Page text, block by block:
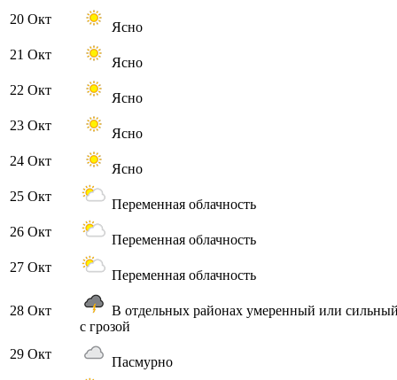
20 Окт
Ясно
21 Окт
Ясно
22 Окт
Ясно
23 Окт
Ясно
24 Окт
Ясно
25 Окт
Переменная облачность
26 Окт
Переменная облачность
27 Окт
Переменная облачность
28 Окт
В отдельных районах умеренный или
с грозой
29 Окт
Пасмурно